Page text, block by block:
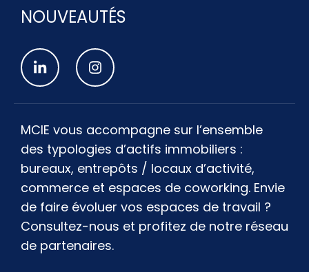
NOUVEAUTÉS
MCIE vous accompagne sur l’ensemble
des typologies d’actifs immobiliers :
bureaux, entrepôts / locaux d’activité,
commerce et espaces de coworking. Envie
de faire évoluer vos espaces de travail ?
Consultez-nous et profitez de notre réseau
de partenaires.